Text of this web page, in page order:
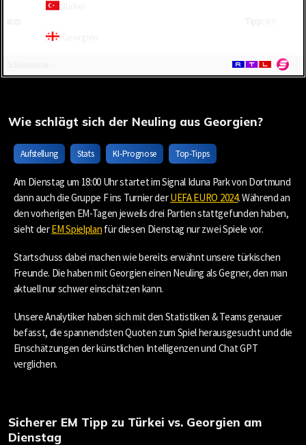
Wie schlägt sich der Neuling aus Georgien?
Aufstellung Stats KI-Prognose Top-Tipps
Am Dienstag um 18:00 Uhr startet im Signal Iduna Park von Dortmund
dann auch die Gruppe F ins Turnier derUEFA EURO 2024. Während an
den vorherigen EM-Tagen jeweils drei Partien stattgefunden haben,
sieht derEM Spielplan für diesen Dienstag nur zwei Spiele vor.
Startschuss dabei machen wie bereits erwähnt unsere türkischen
Freunde. Die haben mit Georgien einen Neuling als Gegner, den man
aktuell nur schwer einschätzen kann.
Unsere Analytiker haben sich mit den Statistiken & Teams genauer
befasst, die spannendsten Quoten zum Spiel herausgesucht und die
Einschätzungen der künstlichen Intelligenzen und Chat GPT
verglichen.
Sicherer EM Tipp zu Türkei vs. Georgien am
Dienstag